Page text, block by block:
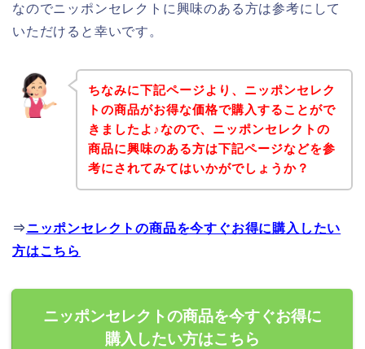
なのでニッポンセレクトに興味のある方は参考にして
いただけると幸いです。
ちなみに下記ページより、ニッポンセレク
トの商品がお得な価格で購入することがで
きましたよ♪なので、ニッポンセレクトの
商品に興味のある方は下記ページなどを参
考にされてみてはいかがでしょうか？
⇒ニッポンセレクトの商品を今すぐお得に購入したい
方はこちら
ニッポンセレクトの商品を今すぐお得に
購入したい方はこちら